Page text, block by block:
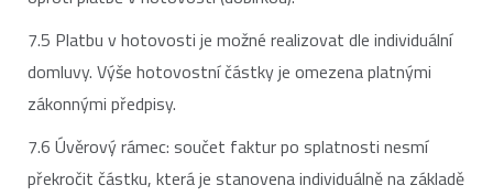
7.5 Platbu v hotovosti je možné realizovat dle individuální
domluvy. Výše hotovostní částky je omezena platnými
zákonnými předpisy.
7.6 Úvěrový rámec: součet faktur po splatnosti nesmí
překročit částku, která je stanovena individuálně na základě